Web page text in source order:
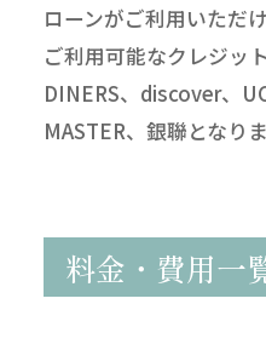
ローンがご利用いただけ
ご利用可能なクレジッ
DINERS、discover、
MASTER、銀聯となりま
料金・費用一